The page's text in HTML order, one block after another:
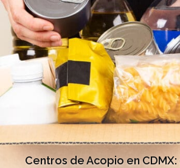
Centros de Acopio en